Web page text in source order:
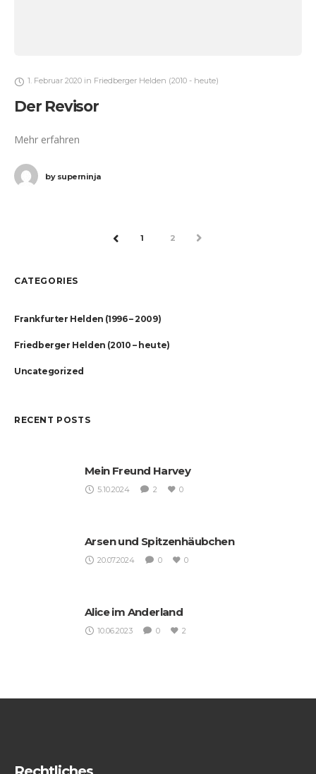
1. Februar 2020 in Friedberger Helden (2010 - heute)
Der Revisor
Mehr erfahren
bysuperninja
PREV1 2 NEXT
CATEGORIES
Frankfurter Helden (1996 – 2009)
Friedberger Helden (2010 – heute)
Uncategorized
RECENT POSTS
Mein Freund Harvey
5.10.2024 2 0
Arsen und Spitzenhäubchen
20.07.2024 0 0
Alice im Anderland
10.06.2023 0 2